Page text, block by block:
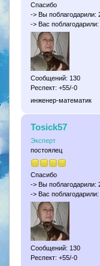
Спасибо
-> Вы поблагодарили:
-> Вас поблагодарили:
Сообщений: 130
Респект: +55/-0
инженер-математик
Tosick57
Эксперт
постоялец
Спасибо
-> Вы поблагодарили:
-> Вас поблагодарили:
Сообщений: 130
Респект: +55/-0